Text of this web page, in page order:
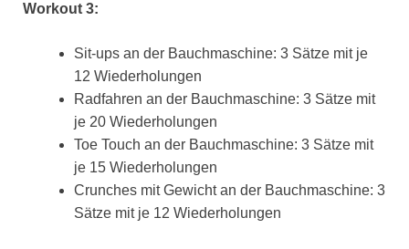
Workout 3:
Sit-ups an der Bauchmaschine: 3 Sätze mit je
12 Wiederholungen
Radfahren an der Bauchmaschine: 3 Sätze mit
je 20 Wiederholungen
Toe Touch an der Bauchmaschine: 3 Sätze mit
je 15 Wiederholungen
Crunches mit Gewicht an der Bauchmaschine: 3
Sätze mit je 12 Wiederholungen